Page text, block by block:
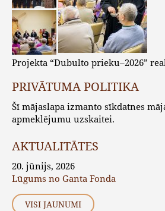
Projekta “Dubulto prieku–2026”
PRIVĀTUMA POLITIKA
Šī mājaslapa izmanto sīkdatnes
apmeklējumu uzskaitei.
AKTUALITĀTES
20. jūnijs, 2026
Lūgums no Ganta Fonda
VISI JAUNUMI